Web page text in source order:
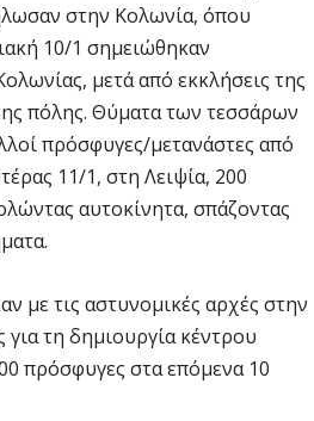
στην Κολωνία, όπου
10/1 σημειώθηκαν
μετά από εκκλήσεις της
πόλης. Θύματα των τεσσάρων
πρόσφυγες/μετανάστες από
11/1, στη Λειψία, 200
αυτοκίνητα, σπάζοντας
με τις αστυνομικές αρχές στην
τη δημιουργία κέντρου
πρόσφυγες στα επόμενα 10